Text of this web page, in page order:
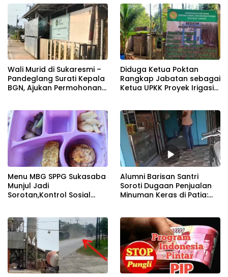
Wali Murid di Sukaresmi –
Pandeglang Surati Kepala
BGN, Ajukan Permohonan
Diduga Ketua Poktan
Rangkap Jabatan sebagai
Ketua UPKK Proyek Irigasi
Rp155,7 Juta Disorot Publik
Menu MBG SPPG Sukasaba
Munjul Jadi
Sorotan,Kontrol Sosial
Alumni Barisan Santri
Soroti Dugaan Penjualan
Minuman Keras di Patia:
Bersama